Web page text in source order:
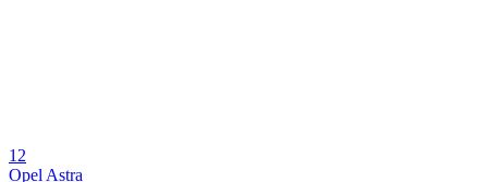
12
Opel Astra